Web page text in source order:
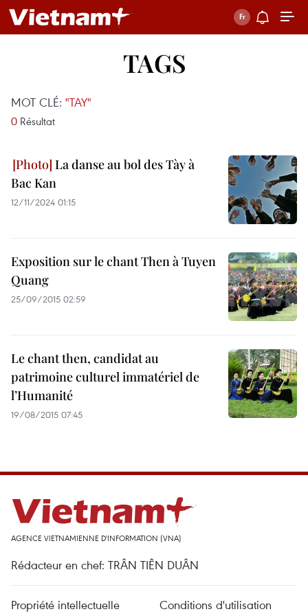
TAGS
MOT CLÉ: "TAY"
0 Résultat
La danse au bol des Tày à
Bac Kan
12/11/2024 01:15
Exposition sur le chant Then à Tuyen
Quang
25/09/2015 02:59
Le chant then, candidat au
patrimoine culturel immatériel de
l’Humanité
19/08/2015 07:45
AGENCE VIETNAMIENNE D'INFORMATION (VNA)
Rédacteur en chef: TRÂN TIÊN DUÂN
Propriété intellectuelle Conditions d'utilisation